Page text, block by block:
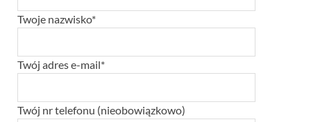
Twoje nazwisko*
Twój adres e-mail*
Twój nr telefonu (nieobowiązkowo)